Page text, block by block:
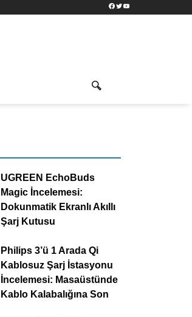
Facebook
TwitterYouTube
UGREEN EchoBuds
Magic İncelemesi:
Dokunmatik Ekranlı Akıllı
Şarj Kutusu
Philips 3’ü 1 Arada Qi
Kablosuz Şarj İstasyonu
İncelemesi: Masaüstünde
Kablo Kalabalığına Son